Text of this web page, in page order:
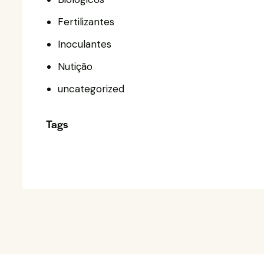
Fertilizantes
Inoculantes
Nutição
uncategorized
Tags